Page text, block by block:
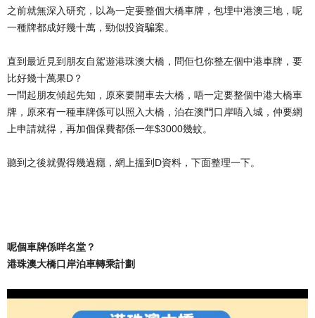
之前就無深入研究，以為一定要整個大橋車牌，包埋中港澳三地，呢
一種牌都成好幾十萬，勁似投資騙案。
直到最近見到朋友自駕遊港珠澳大橋，問佢乜你整左個中港車牌，要
比好幾十萬果D？
一問起朋友傾起先知，原來要開車去大橋，唔一定要整個中港大橋車
牌，原來有一種車牌係可以照入大橋，泊在澳門口岸唔入城，仲要網
上申請就得，再加個保費都係一年$3000幾蚊。
聽到之後就覺得幾過癮，網上搵到D資料，下面整理一下。
呢個車牌係咩名堂？
港珠澳大橋口岸泊車轉乘計劃